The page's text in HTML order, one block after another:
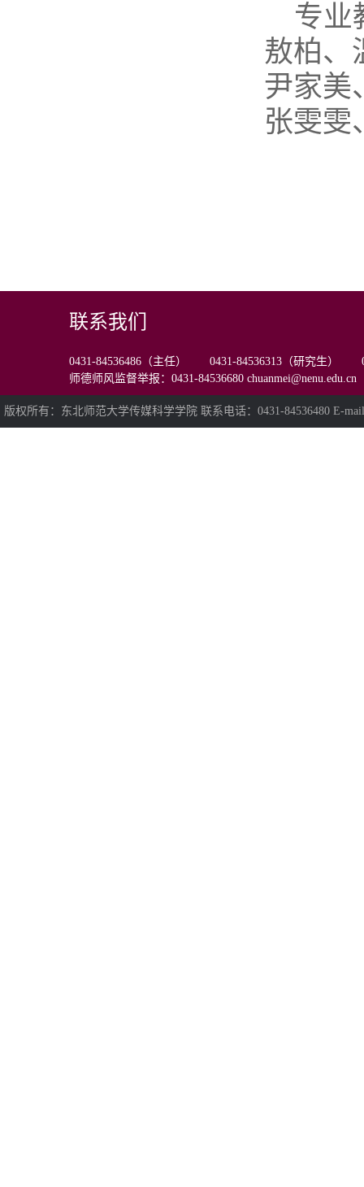
专业
敖柏、
尹家美
张雯雯
联系我们
0431-84536486（主任） 0431-84536313（研究生）
师德师风监督举报：0431-84536680 chuanmei@nenu.edu.cn
版权所有：东北师范大学传媒科学学院 联系电话：0431-84536480 E-